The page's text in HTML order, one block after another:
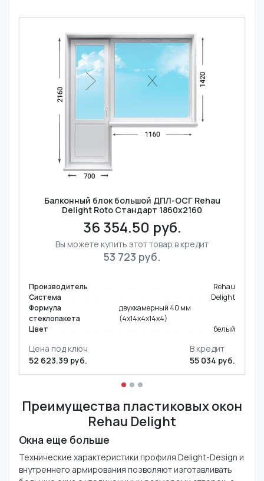
Балконный блок большой ДПЛ-ОСГ Rehau
Delight Roto Стандарт 1860x2160
36 354.50 руб.
Вы можете купить этот товар в кредит
53 723 руб.
Производитель
Rehau
Система
Delight
Формула
стеклопакета
двухкамерный 40 мм
(4х14х4х14х4)
Цвет
белый
Цена под ключ
52 623.39 руб.
В кредит
55 034 руб.
Преимущества пластиковых окон
Rehau Delight
Окна еще больше
Технические характеристики профиля Delight-Design и
внутреннего армирования позволяют изготавливать